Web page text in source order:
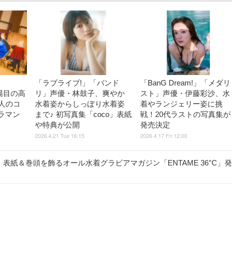
目の高
のコ
マン
「ラブライブ!」「バンド
リ」声優・林鼓子、爽やか
水着姿からしっぽり水着姿
まで♪ 初写真集「coco」表紙
や特典が公開
2026.4.21 Tue 16:15
「BanG Dream!」「メダリ
スト」声優・伊藤彩沙、水
着やランジェリー姿に挑
戦！20代ラストの写真集が
発売決定
2026.4.17 Fri 12:00
紙＆巻頭を飾るオール水着グラビアマガジン「ENTAME 36°C」発